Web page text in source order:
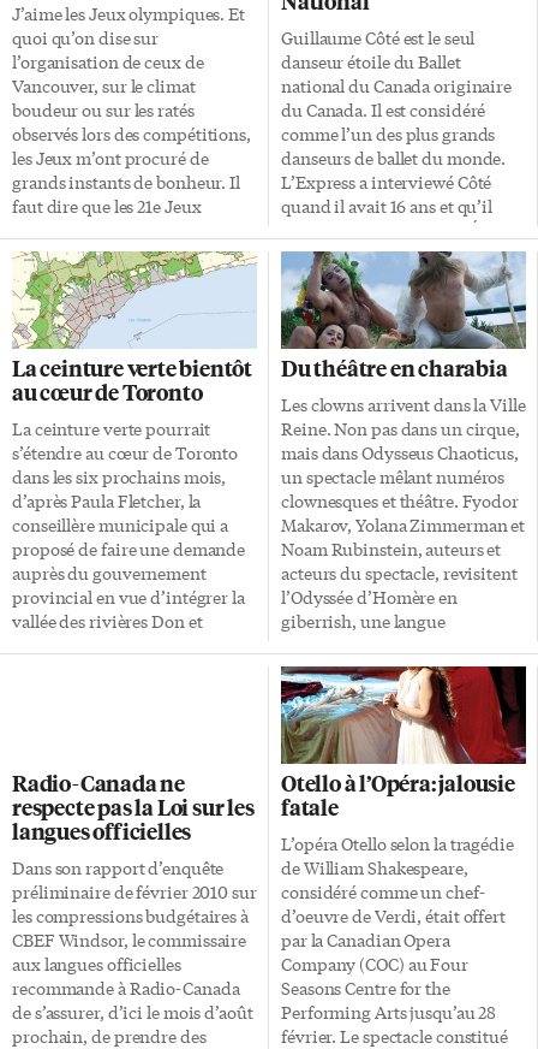
J’aime les Jeux olympiques. Et
quoi qu’on dise sur
l’organisation de ceux de
Vancouver, sur le climat
boudeur ou sur les ratés
observés lors des compétitions,
les Jeux m’ont procuré de
grands instants de bonheur. Il
faut dire que les 21e Jeux
commencé. La mort tragique
du lugeur géorgien Nodar
Kumaritashvili a semé la
consternation sur les Jeux,
avant même que la cérémonie
d’ouverture en donne le coup
d’envoi officiel. Les images de
cet athlète du Caucase heurtant
de plein fouet une des poutres
longeant la piste de luge avaient
de quoi glacer le sang. J’ai […]
Guillaume Côté est le seul
danseur étoile du Ballet
national du Canada originaire
du Canada. Il est considéré
comme l’un des plus grands
danseurs de ballet du monde.
L’Express a interviewé Côté
quand il avait 16 ans et qu’il
était l’élève surdoué de l’École
nationale de ballet à Toronto.
Une décennie plus tard, notre
journaliste Benoit Legault a une
nouvelle fois posé des questions
au danseur maintenant au
sommet de son art. Côté est très
souvent en tournée autour de la
planète danse, mais il se
produira au Four Seasons
Centre de Toronto dans deux
programmes successifs au mois
de […]
La ceinture verte bientôt
au cœur de Toronto
La ceinture verte pourrait
s’étendre au cœur de Toronto
dans les six prochains mois,
d’après Paula Fletcher, la
conseillère municipale qui a
proposé de faire une demande
auprès du gouvernement
provincial en vue d’intégrer la
vallée des rivières Don et
environs d’Oshawa, passant au
Nord du Grand Toronto. Alors
que la ceinture de verdure fête
son 5e anniversaire, le Conseil
municipal de Toronto a décidé
à l’unanimité de présenter une
demande d’expansion de cette
zone au-delà de sa […]
Du théâtre en charabia
Les clowns arrivent dans la Ville
Reine. Non pas dans un cirque,
mais dans Odysseus Chaoticus,
un spectacle mêlant numéros
clownesques et théâtre. Fyodor
Makarov, Yolana Zimmerman et
Noam Rubinstein, auteurs et
acteurs du spectacle, revisitent
l’Odyssée d’Homère en
giberrish, une langue
Ils feront leur première
représentation sur le continent
américain à Toronto, les 4 et 6
mars prochains au Al Green
Theatre. «Nous nous inspirons
de l’Odyssée, mais d’une
manière très libre», annonce
Fyodor Makarov, l’un des trois
clowns de la troupe Ish Theatre
à l’origine du spectacle. Le
grand classique d’Homère est
ainsi projeté […]
Radio-Canada ne
respecte pas la Loi sur les
langues officielles
Dans son rapport d’enquête
préliminaire de février 2010 sur
les compressions budgétaires à
CBEF Windsor, le commissaire
aux langues officielles
recommande à Radio-Canada
de s’assurer, d’ici le mois d’août
prochain, de prendre des
Otello à l’Opéra: jalousie
fatale
L’opéra Otello selon la tragédie
de William Shakespeare,
considéré comme un chef-
d’oeuvre de Verdi, était offert
par la Canadian Opera
Company (COC) au Four
Seasons Centre for the
Performing Arts jusqu’au 28
février. Le spectacle constitué